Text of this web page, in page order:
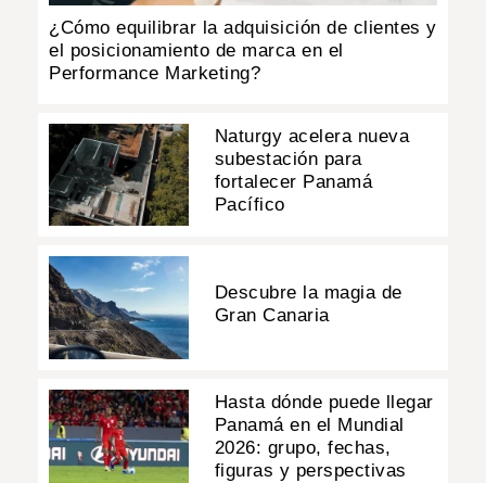
¿Cómo equilibrar la adquisición de clientes y
el posicionamiento de marca en el
Performance Marketing?
Naturgy acelera nueva
subestación para
fortalecer Panamá
Pacífico
Descubre la magia de
Gran Canaria
Hasta dónde puede llegar
Panamá en el Mundial
2026: grupo, fechas,
figuras y perspectivas